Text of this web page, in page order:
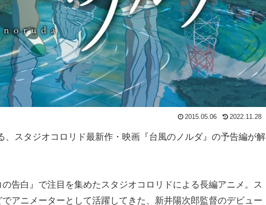
2015.05.06 2022.11.28
、スタジオコロリド最新作・映画『台風のノルダ』の予告編が解
告白』で注目を集めたスタジオコロリドによる長編アニメ。ス
アニメーターとして活躍してきた、新井陽次郎監督のデビュー